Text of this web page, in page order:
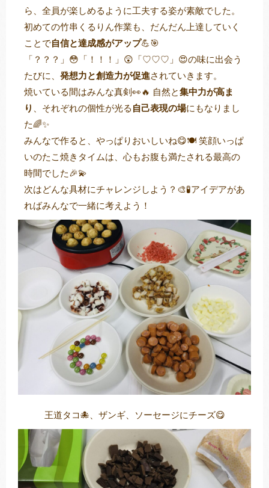
ら、全員が楽しめるように工夫する姿が素敵でした。
初めての竹串くるりん作業も、だんだん上達していく
ことで自信と達成感がアップ💪🎯
「？？？」😳「！！！」😲「♡♡♡」😍の味に出会う
たびに、 発想力と創造力が促進されていきます。
焼いている間はみんな真剣👀🔥 自然と集中力が高ま
り
、それぞれの個性が光る 自己表現の場にもなりまし
た🌈✨
みんなで作ると、やっぱりおいしいね😋🍽️ 笑顔いっぱ
いのたこ焼きタイムは、心もお腹も満たされる最高の
時間でした🎉💫
次はどんな具材にチャレンジしよう？🎨🧪アイデアがあ
ればみんなで一緒に考えよう！
王道タコ🐙、ザンギ、ソーセージにチーズ😋